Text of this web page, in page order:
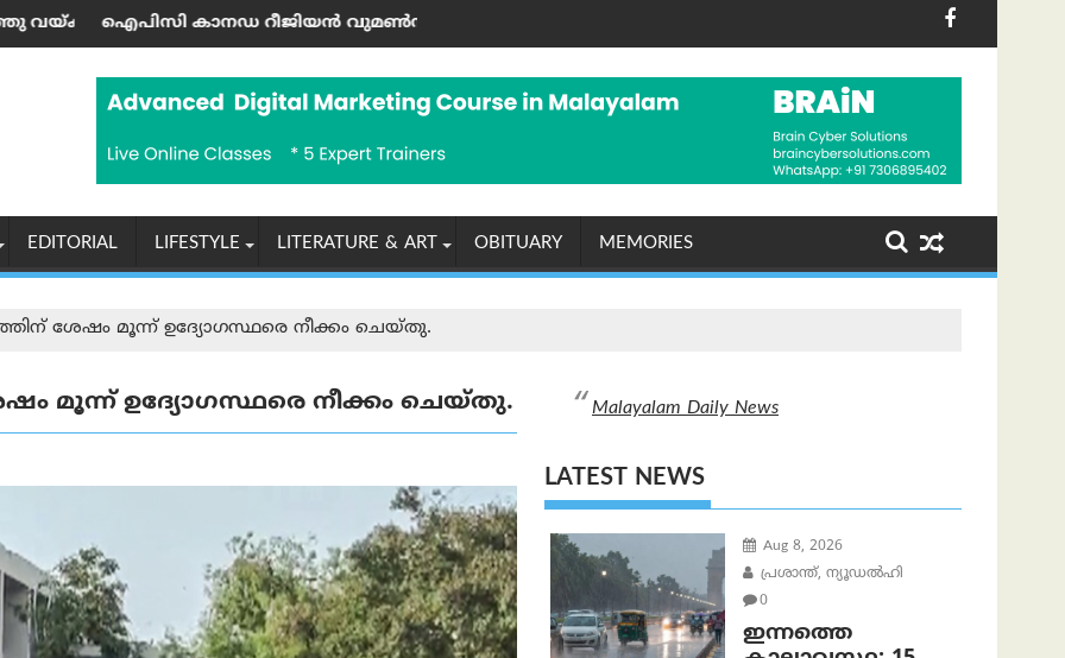
പിള്ള
റീജിയൻ വുമൺസ് ഫെലോഷിപ്പിന് പുതിയ നേതൃത്വംകൊടുമൺ വിമാനത്താവളം വന്നാൽ എന്തുകൊണ്ടും ശബരിമലയുദ്ധരഹിത ലോകം
EDITORIAL LIFESTYLE LITERATURE & ART OBITUARY MEMORIES
ശേഷം മൂന്ന് ഉദ്യോഗസ്ഥരെ നീക്കം ചെയ്തു.
മൂന്ന് ഉദ്യോഗസ്ഥരെ നീക്കം ചെയ്തു. Malayalam Daily News
LATEST NEWS
Aug 8, 2026
പ്രശാന്ത്, ന്യൂഡല്‍ഹി
0
ഇന്നത്തെ